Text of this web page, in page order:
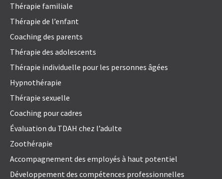
Thérapie familiale
Thérapie de l’enfant
Coaching des parents
Thérapie des adolescents
Thérapie individuelle pour les personnes âgées
Hypnothérapie
Thérapie sexuelle
Coaching pour cadres
Évaluation du TDAH chez l’adulte
Zoothérapie
Accompagnement des employés à haut potentiel
Développement des compétences professionnelles